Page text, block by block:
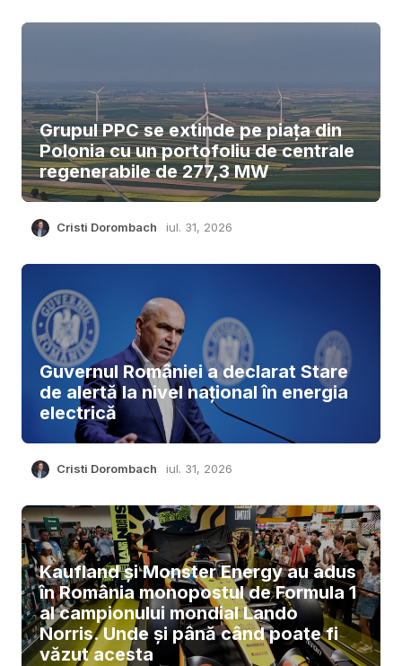
Grupul PPC se extinde pe piața din
Polonia cu un portofoliu de centrale
regenerabile de 277,3 MW
Cristi Dorombach iul. 31, 2026
Guvernul României a declarat Stare
de alertă la nivel național în energia
electrică
Cristi Dorombach iul. 31, 2026
Kaufland și Monster Energy au adus
în România monopostul de Formula 1
al campionului mondial Lando
Norris. Unde și până când poate fi
văzut acesta